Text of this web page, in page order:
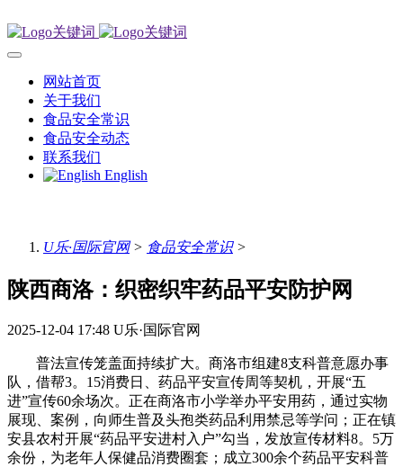
网站首页
关于我们
食品安全常识
食品安全动态
联系我们
English
U乐·国际官网> 食品安全常识>
陕西商洛：织密织牢药品平安防护网
2025-12-04 17:48 U乐·国际官网
普法宣传笼盖面持续扩大。商洛市组建8支科普意愿办事
队，借帮3。15消费日、药品平安宣传周等契机，开展“五
进”宣传60余场次。正在商洛市小学举办平安用药，通过实物
展现、案例，向师生普及头孢类药品利用禁忌等学问；正在镇
安县农村开展“药品平安进村入户”勾当，发放宣传材料8。5万
余份，为老年人保健品消费圈套；成立300余个药品平安科普